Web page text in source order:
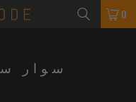
0
سوار